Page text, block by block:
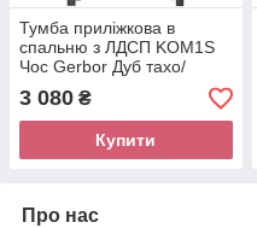
Тумба приліжкова в
спальню з ЛДСП KOM1S
Чос Gerbor Дуб тахо/
3 080 ₴
Купити
Про нас